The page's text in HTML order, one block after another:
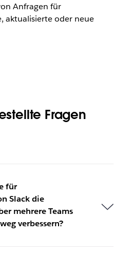
Anfragen für
aktualisierte oder neue
Fragen
für
Slack die
mehrere Teams
verbessern?